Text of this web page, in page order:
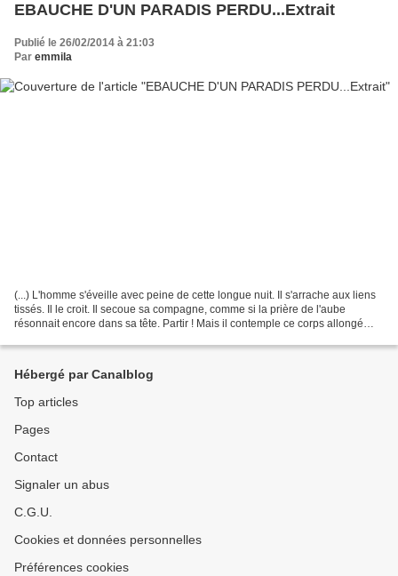
EBAUCHE D'UN PARADIS PERDU...Extrait
Publié le 26/02/2014 à 21:03
Par emmila
(...) L'homme s'éveille avec peine de cette longue nuit. Il s'arrache aux liens
tissés. Il le croit. Il secoue sa compagne, comme si la prière de l'aube
résonnait encore dans sa tête. Partir ! Mais il contemple ce corps allongé
Hébergé par Canalblog
Top articles
Pages
Contact
Signaler un abus
C.G.U.
Cookies et données personnelles
Préférences cookies